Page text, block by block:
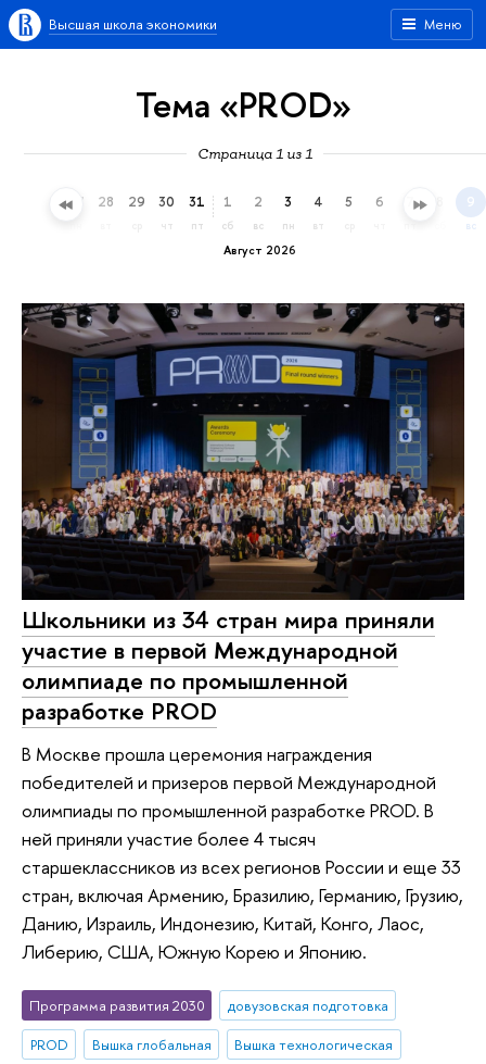
Меню
Высшая школа экономики
Тема «PROD»
Страница 1 из 1
27 28 29 30
чт
31
пт
Август 2026
1
сб
2
вс
3
пн
4
вт
5 6 7 9
вс
Школьники из 34 стран мира приняли
участие в первой Международной
олимпиаде по промышленной
разработке PROD
В Москве прошла церемония награждения
победителей и призеров первой Международной
олимпиады по промышленной разработке PROD. В
ней приняли участие более 4 тысяч
старшеклассников из всех регионов России и еще 33
стран, включая Армению, Бразилию, Германию, Грузию,
Данию, Израиль, Индонезию, Китай, Конго, Лаос,
Либерию, США, Южную Корею и Японию.
Программа развития 2030
довузовская подготовка
PROD
Вышка глобальная
Вышка технологическая